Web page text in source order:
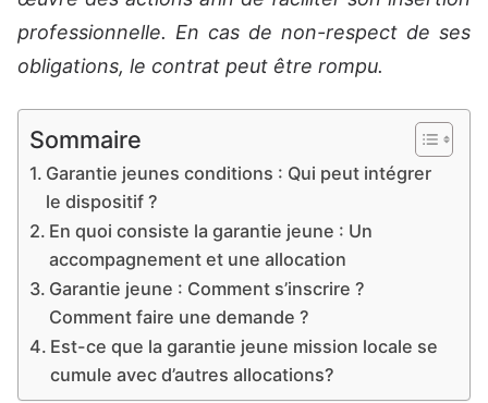
professionnelle. En cas de non-respect de ses
obligations, le contrat peut être rompu.
Sommaire
Garantie jeunes conditions : Qui peut intégrer
le dispositif ?
En quoi consiste la garantie jeune : Un
accompagnement et une allocation
Garantie jeune : Comment s’inscrire ?
Comment faire une demande ?
Est-ce que la garantie jeune mission locale se
cumule avec d’autres allocations?